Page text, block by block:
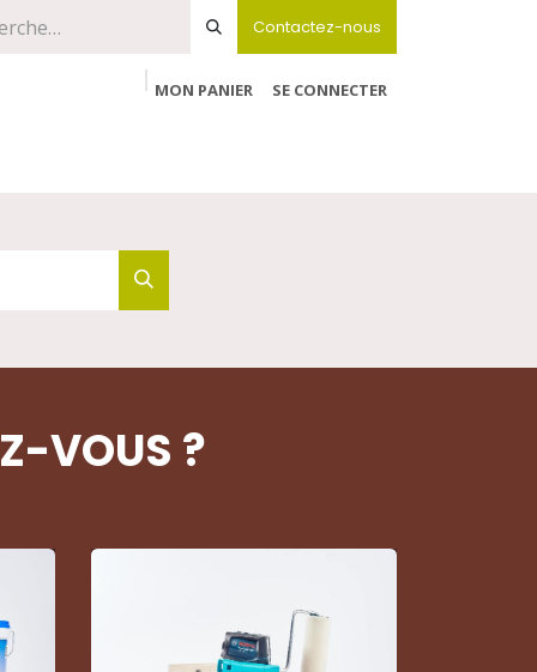
Contactez-nous
MON PANIER
SE CONNECTER
VOUS ?